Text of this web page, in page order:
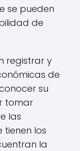
se pueden
de
registrar y
de
su
tomar
las
los
la